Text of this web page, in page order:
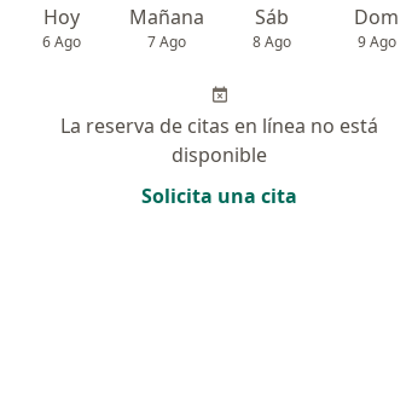
Hoy
6 Ago
Mañana
7 Ago
Sáb
8 Ago
Dom
9 Ago
La reserva de citas en línea no está
disponible
Solicita una cita